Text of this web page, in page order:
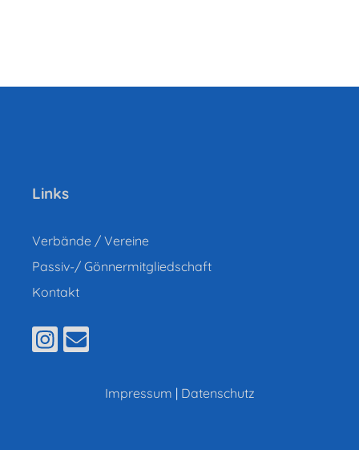
Links
Verbände / Vereine
Passiv-/ Gönnermitgliedschaft
Kontakt
Impressum | Datenschutz